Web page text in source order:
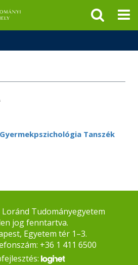
Hírek
ELTE a
Tanszék
Tudományegyetem
jog fenntartva.
Egyetem tér 1–3.
+36 1 411 6500